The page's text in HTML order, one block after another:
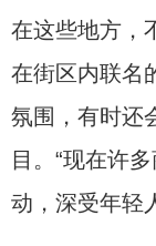
在这些地方，
在街区内联名
氛围，有时还
目。“现在许
动，深受年轻